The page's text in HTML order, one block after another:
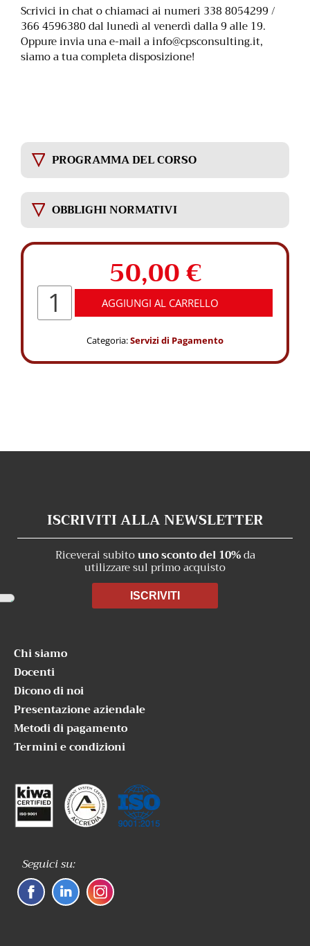
Scrivici in chat o chiamaci ai numeri 338 8054299 /
366 4596380 dal lunedì al venerdì dalla 9 alle 19.
Oppure invia una e-mail ainfo@cpsconsulting.it,
siamo a tua completa disposizione!
PROGRAMMA DEL CORSO
OBBLIGHI NORMATIVI
50,00€
Corso
8
AGGIUNGI AL CARRELLO
Categoria:Servizi di Pagamento
ISCRIVITI ALLA NEWSLETTER
Riceverai subitouno sconto del 10%da
utilizzare sul primo acquisto
ISCRIVITI
Chi siamo
Docenti
Dicono di noi
Presentazione aziendale
Metodi di pagamento
Termini e condizioni
Seguici su: